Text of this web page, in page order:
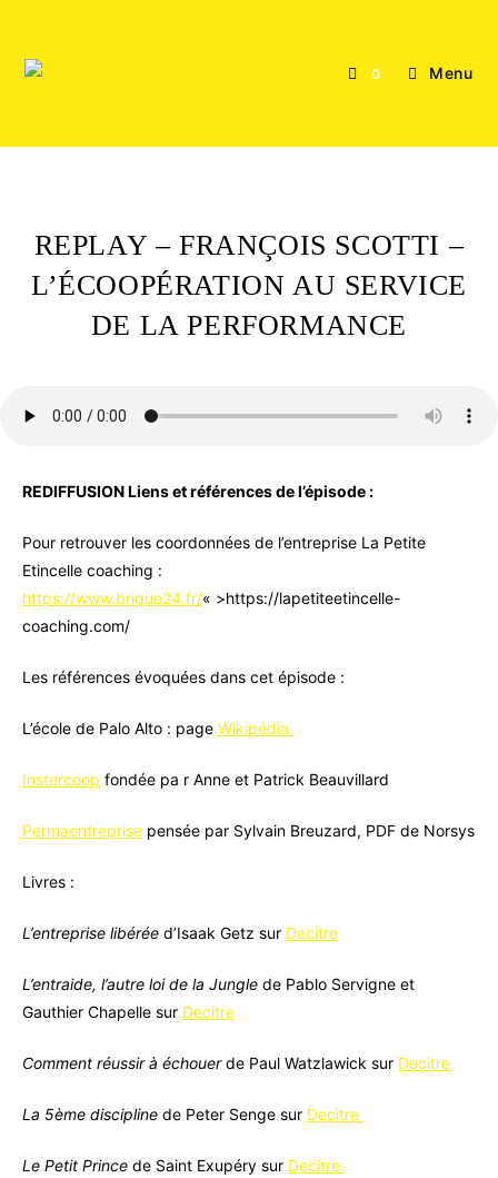
0 Menu
REPLAY – FRANÇOIS SCOTTI –
L’ÉCOOPÉRATION AU SERVICE
DE LA PERFORMANCE
REDIFFUSION Liens et références de l’épisode :
Pour retrouver les coordonnées de l’entreprise La Petite
Etincelle coaching :
https://www.brique24.fr/« >https://lapetiteetincelle-
coaching.com/
Les références évoquées dans cet épisode :
L’école de Palo Alto : page Wikipédia
Instercoop fondée pa r Anne et Patrick Beauvillard
Permaentreprise pensée par Sylvain Breuzard, PDF de Norsys
Livres :
L’entreprise libérée d’Isaak Getz sur Decitre
L’entraide, l’autre loi de la Jungle de Pablo Servigne et
Gauthier Chapelle sur Decitre
Comment réussir à échouerde Paul Watzlawick sur Decitre
La 5ème discipline de Peter Senge sur Decitre
Le Petit Prince de Saint Exupéry sur Decitre